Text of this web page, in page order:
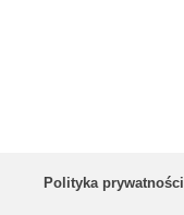
Polityka prywatności